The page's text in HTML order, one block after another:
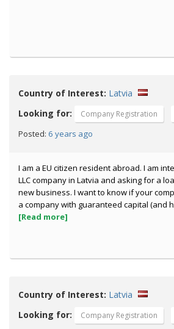
Country of Interest: Latvia
Looking for:
Company Registration
Posted: 6 years ago
I am a EU citizen resident abroad. I am
LLC company in Latvia and asking for a
new business. I want to know if your
a company with guaranteed capital (and
[Read more]
Country of Interest: Latvia
Looking for:
Company Registration